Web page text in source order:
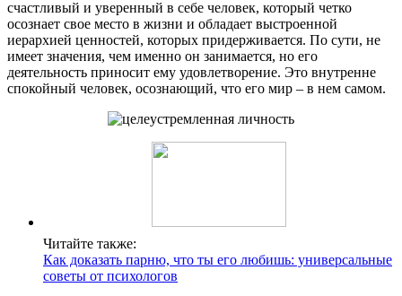
счастливый и уверенный в себе человек, который четко
осознает свое место в жизни и обладает выстроенной
иерархией ценностей, которых придерживается. По сути, не
имеет значения, чем именно он занимается, но его
деятельность приносит ему удовлетворение. Это внутренне
спокойный человек, осознающий, что его мир – в нем самом.
Читайте также:
Как доказать парню, что ты его любишь: универсальные
советы от психологов